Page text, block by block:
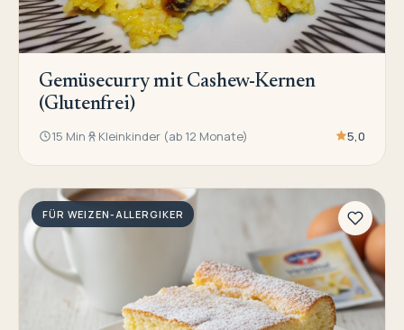
Gemüsecurry mit Cashew-Kernen
(Glutenfrei)
15 Min Kleinkinder (ab 12 Monate) 5,0
FÜR WEIZEN-ALLERGIKER